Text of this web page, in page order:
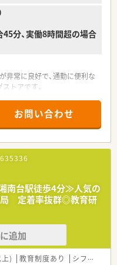
分、実働8時間超の場合
常に良好で、通勤に便利な
トアです。
を応需しており、薬剤師は常
す。
エリアを中心に地域密着で
しています。
サポート役」という経営理念
。
ト展開しており、転勤なしで
ます。
、調剤業務全般の向上を目的
す。
お問い合わせ
635336
南台駅徒歩4分≫人気の
局 定着率抜群◎教育研
追加
) 教育制度あり シフト制